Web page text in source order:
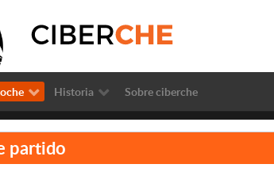
Historia Sobre ciberche
partido